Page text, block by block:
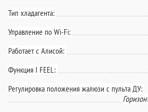
Тип хладагента:
Управление по Wi-Fi:
Работает с Алисой:
Функция I FEEL:
Регулировка положения жалюзи с пульта ДУ: